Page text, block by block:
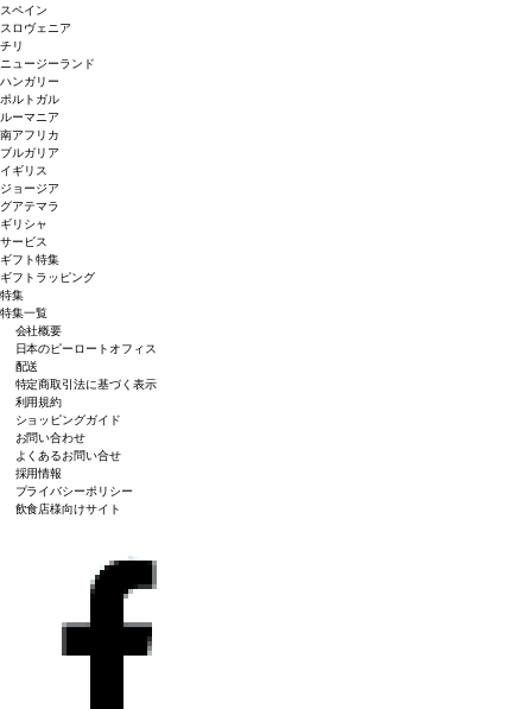
スペイン
スロヴェニア
チリ
ニュージーランド
ハンガリー
ポルトガル
ルーマニア
南アフリカ
ブルガリア
イギリス
ジョージア
グアテマラ
ギリシャ
サービス
ギフト特集
ギフトラッピング
特集
特集一覧
会社概要
日本のピーロートオフィス
配送
特定商取引法に基づく表示
利用規約
ショッピングガイド
お問い合わせ
よくあるお問い合せ
採用情報
プライバシーポリシー
飲食店様向けサイト